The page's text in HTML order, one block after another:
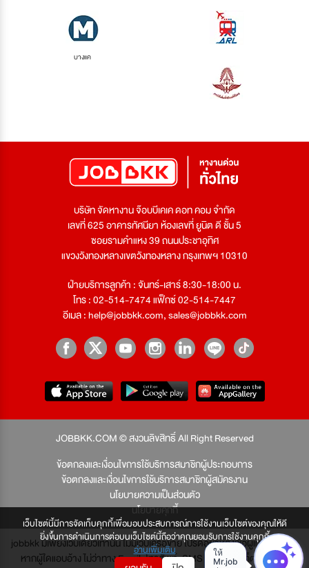
เว็บไซต์นี้มีการจัดเก็บคุกกี้เพื่อมอบประสบการณ์การใช้งานเว็บไซต์ของคุณให้ดี
ยิ่งขึ้นการดำเนินการต่อบนเว็บไซต์นี้ถือว่าคุณยอมรับการใช้งานคุกกี้
อ่านเพิ่มเติม
บางแค
บริษัท จัดหางาน จ๊อบบีเคเค ดอท คอม จำกัด
เลขที่ 625 อาคารทัศนียา ห้องเลขที่ ยูนิต ดี ชั้น 5
ซอยรามคำแหง 39 ถนนประชาอุทิศ
แขวงวังทองหลางเขตวังทองหลาง กรุงเทพฯ 10310
ฝ่ายบริการลูกค้า : จันทร์-เสาร์ 8:30-18:00 น.
โทร : 02-514-7474 แฟ็กซ์ 02-514-7447
อีเมล :help@jobbkk.com,sales@jobbkk.com
JOBBKK.COM © สงวนลิขสิทธิ์ All Right Reserved
ข้อตกลงและเงื่อนไขการใช้บริการสมาชิกผู้ประกอบการ
ข้อตกลงและเงื่อนไขการใช้บริการสมาชิกผู้สมัครงาน
นโยบายความเป็นส่วนตัว
นโยบายคุกกี้
jobbkk มีเพียงเว็บเดียวเท่านั้น ไม่มีเว็บเครือข่าย โปรดอย่าหลงเชื่อผู้แอบอ้าง และ
หากผู้ใดแอบอ้าง ไม่ว่าทาง Email, โทรศัพท์, SMS หรือทางใดก็ตาม จะถูก